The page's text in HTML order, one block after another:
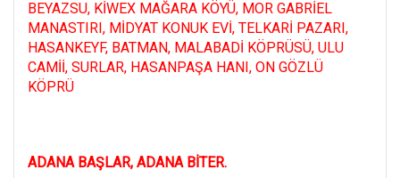
BEYAZSU, KİWEX MAĞARA KÖYÜ, MOR GABRİEL
MANASTIRI, MİDYAT KONUK EVİ, TELKARİ PAZARI,
HASANKEYF, BATMAN, MALABADİ KÖPRÜSÜ, ULU
CAMİİ, SURLAR, HASANPAŞA HANI, ON GÖZLÜ
KÖPRÜ
ADANA BAŞLAR, ADANA BİTER.